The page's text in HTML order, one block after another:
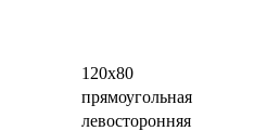
120x80
прямоугольная
левосторонняя